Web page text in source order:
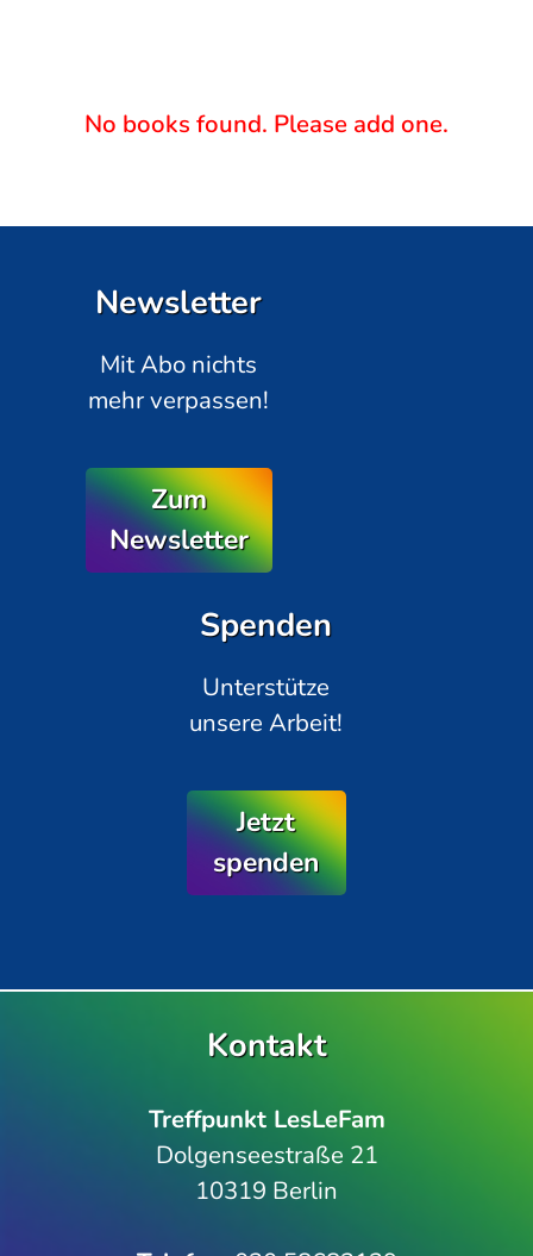
No books found. Please add one.
Newsletter
Mit Abo nichts
mehr verpassen!
Zum
Newsletter
Spenden
Unterstütze
unsere Arbeit!
Jetzt
spenden
Kontakt
Treffpunkt LesLeFam
Dolgenseestraße 21
10319 Berlin